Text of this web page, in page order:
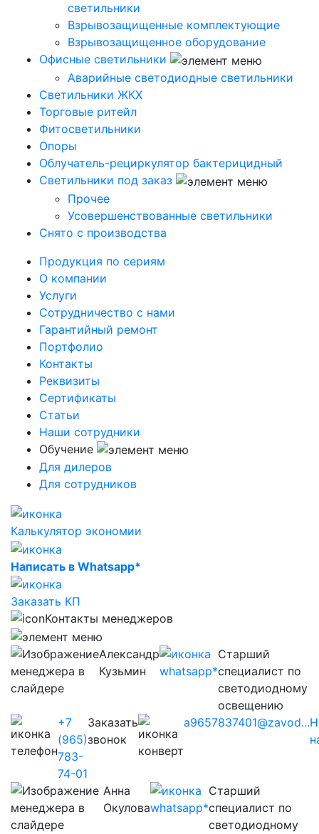
светильники
Взрывозащищенные комплектующие
Взрывозащищенное оборудование
Офисные светильники
Аварийные светодиодные светильники
Светильники ЖКХ
Торговые ритейл
Фитосветильники
Опоры
Облучатель-рециркулятор бактерицидный
Светильники под заказ
Прочее
Усовершенствованные светильники
Снято с производства
Продукция по сериям
О компании
Услуги
Сотрудничество с нами
Гарантийный ремонт
Портфолио
Контакты
Реквизиты
Сертификаты
Статьи
Наши сотрудники
Обучение
Для дилеров
Для сотрудников
Калькулятор экономии
Написать в Whatsapp*
Заказать КП
Контакты менеджеров
Александр
Кузьмин
Старший
специалист по
светодиодному
освещению
+7
(965)
783-
74-01
Заказать
звонок
a9657837401@zavod...
Анна
Окулова
Старший
специалист по
светодиодному